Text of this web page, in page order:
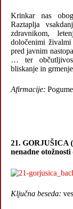
Krinkar nas
Raztaplja
zdravnikom,
določenimi
pred javnim
… ter
bliskanje in
Afirmacije:
21. GORJUŠICA
nenadne
Ključna beseda: